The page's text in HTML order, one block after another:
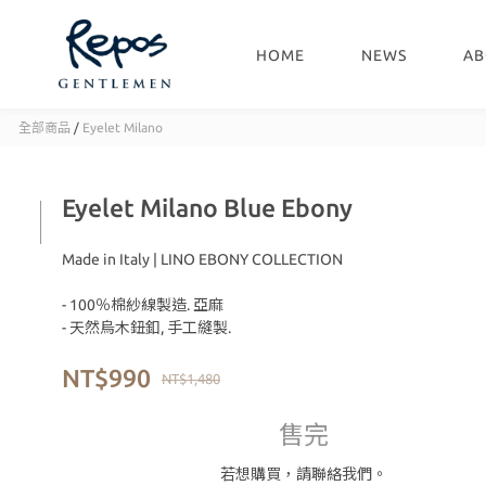
HOME NEWS
全部商品 / Eyelet Milano
Eyelet Milano Blue Ebony
Made in Italy | LINO EBONY COLLECTION
- 100％棉紗線製造. 亞麻
- 天然烏木鈕釦, 手工縫製.
NT$1,480
NT$990
售完
若想購買，請聯絡我們。